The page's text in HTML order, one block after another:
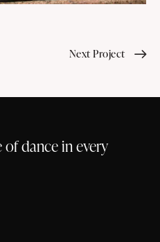
Next Project
dance in every